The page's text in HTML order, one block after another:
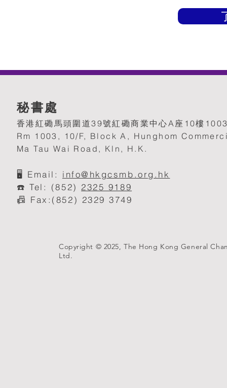
秘書處
香港紅磡馬頭圍道39號紅磡商業中心A座10樓
Rm 1003, 10/F, Block A, Hunghom
Ma Tau Wai Road, Kln, H.K.
🖥️ Email: info@hkgcsmb.org.hk
☎️ Tel: (852) 2325 9189
📠 Fax:(852) 2329 3749
Copyright © 2025, The Hong Kong General
Ltd.